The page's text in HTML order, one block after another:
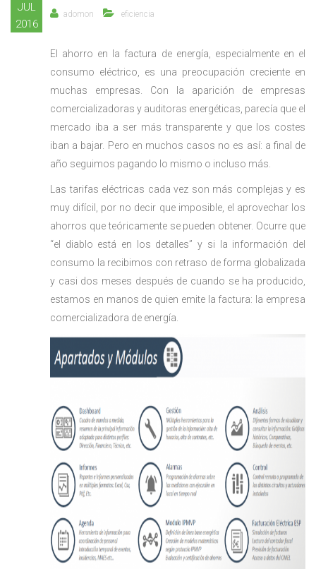
JUL
2016
adomon eficiencia
El ahorro en la factura de energía, especialmente en el
consumo eléctrico, es una preocupación creciente en
muchas empresas. Con la aparición de empresas
comercializadoras y auditoras energéticas, parecía que el
mercado iba a ser más transparente y que los costes
iban a bajar. Pero en muchos casos no es así: a final de
año seguimos pagando lo mismo o incluso más.
Las tarifas eléctricas cada vez son más complejas y es
muy difícil, por no decir que imposible, el aprovechar los
ahorros que teóricamente se pueden obtener. Ocurre que
“el diablo está en los detalles” y si la información del
consumo la recibimos con retraso de forma globalizada
y casi dos meses después de cuando se ha producido,
estamos en manos de quien emite la factura: la empresa
comercializadora de energía.